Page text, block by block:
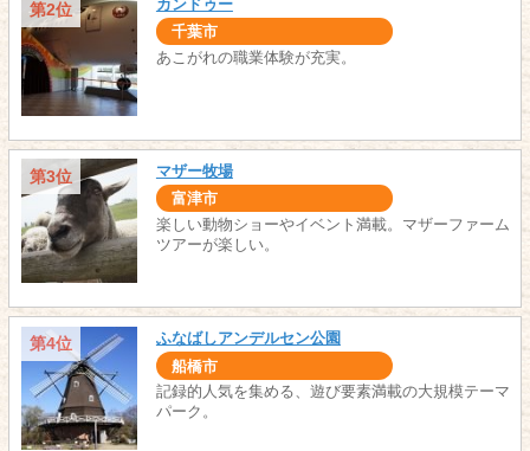
第2位 カンドゥー
千葉市
あこがれの職業体験が充実。
第3位 マザー牧場
富津市
楽しい動物ショーやイベント満載。マザーファーム
ツアーが楽しい。
第4位 ふなばしアンデルセン公園
船橋市
記録的人気を集める、遊び要素満載の大規模テーマ
パーク。